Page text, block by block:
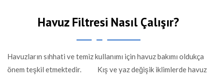
Havuz Filtresi Nasıl Çalışır?
Havuzların sıhhati ve temiz kullanımı için havuz bakımı oldukça
önem teşkil etmektedir. Kış ve yaz değişik iklimlerde havuz